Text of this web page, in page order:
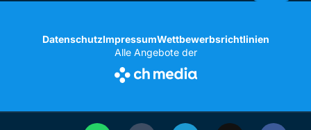
DatenschutzImpressumWettbewerbsrichtlinien
Alle Angebote der